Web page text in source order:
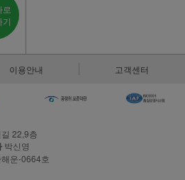
로
기
이용안내 고객센터
22,9층
박신영
운-0664호